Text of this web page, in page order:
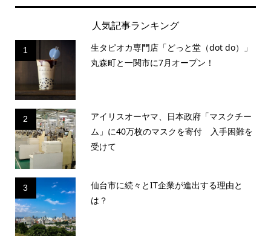
人気記事ランキング
1
生タピオカ専門店「どっと堂（dot do）」
丸森町と一関市に7月オープン！
2
アイリスオーヤマ、日本政府「マスクチー
ム」に40万枚のマスクを寄付 入手困難を
受けて
3
仙台市に続々とIT企業が進出する理由と
は？